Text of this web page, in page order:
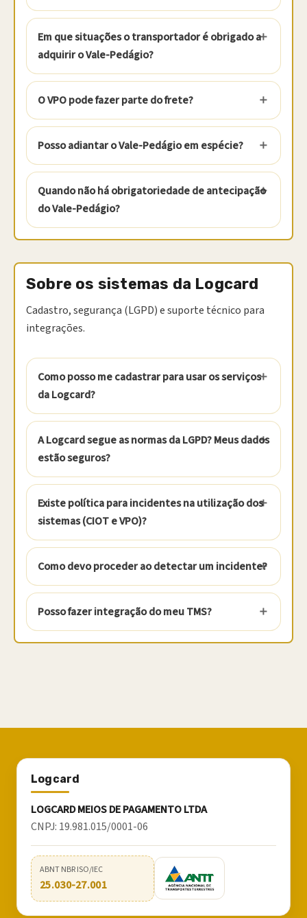
Em que situações o transportador é obrigado a
adquirir o Vale-Pedágio?
O VPO pode fazer parte do frete?
Posso adiantar o Vale-Pedágio em espécie?
Quando não há obrigatoriedade de antecipação
do Vale-Pedágio?
Sobre os sistemas da Logcard
Cadastro, segurança (LGPD) e suporte técnico para
integrações.
Como posso me cadastrar para usar os serviços
da Logcard?
A Logcard segue as normas da LGPD? Meus dados
estão seguros?
Existe política para incidentes na utilização dos
sistemas (CIOT e VPO)?
Como devo proceder ao detectar um incidente?
Posso fazer integração do meu TMS?
Logcard
LOGCARD MEIOS DE PAGAMENTO LTDA
CNPJ: 19.981.015/0001-06
ABNT NBR ISO/IEC
25.030-27.001